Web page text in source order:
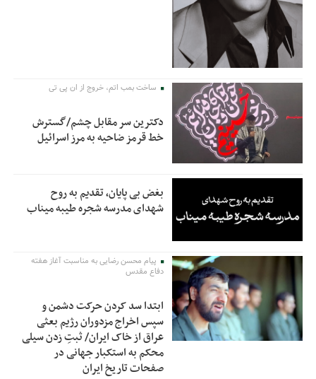
ساخت بمب اتم، خروج از ان پی تی
دکترین سر مقابل چشم/گسترش
خط قرمز ضاحیه به مرز اسرائیل
بغض بی پایان، تقدیم به روح
شهدای مدرسه شجره طیبه میناب
پیام محسن رضایی به مناسبت آغاز هفته
دفاع مقدس
ابتدا سد کردن حرکت دشمن و
سپس اخراج مزدوران رژیم بعثی
عراق از خاک ایران/ ثبتِ زدن سیلی
محکم به استکبار جهانی در
صفحات تاریخ ایران